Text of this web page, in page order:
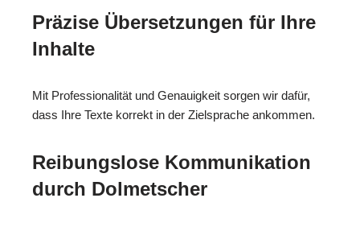
Präzise Übersetzungen für Ihre
Inhalte
Mit Professionalität und Genauigkeit sorgen wir dafür,
dass Ihre Texte korrekt in der Zielsprache ankommen.
Reibungslose Kommunikation
durch Dolmetscher